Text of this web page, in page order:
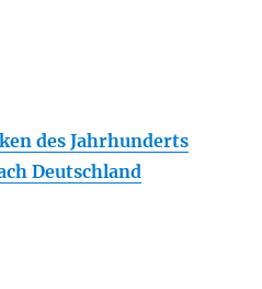
des Jahrhunderts
Deutschland